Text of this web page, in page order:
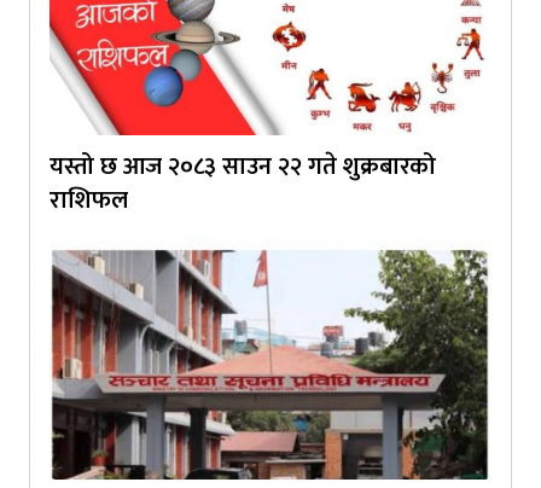
यस्तो छ आज २०८३ साउन २२ गते शुक्रबारको
राशिफल